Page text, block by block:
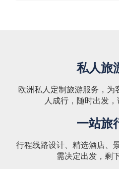
私人旅
欧洲私人定制旅游服务，
人成行，随时出发，
一站旅
行程线路设计、精选酒店、
需决定出发，剩